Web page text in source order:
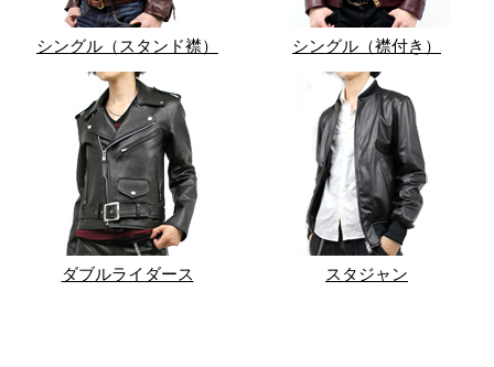
シングル（スタンド襟） シングル（襟付き）
ダブルライダース スタジャン